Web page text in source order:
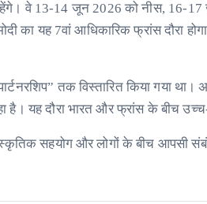
वे 13-14 जून 2026 को नीस, 16-
का यह 7वां आधिकारिक फ्रांस दौरा
तक विस्तारित किया गया था।
यह दौरा भारत और फ्रांस के बीच उच्च-
सहयोग और लोगों के बीच आपसी